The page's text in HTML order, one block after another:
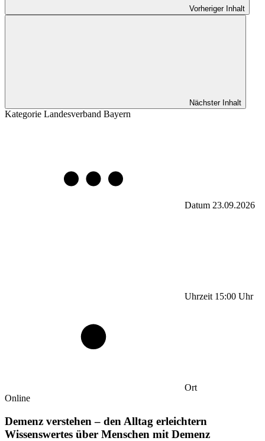
Vorheriger Inhalt
Nächster Inhalt
Kategorie Landesverband Bayern
Datum 23.09.2026
Uhrzeit 15:00 Uhr
Ort
Online
Demenz verstehen – den Alltag erleichtern
Wissenswertes über Menschen mit Demenz